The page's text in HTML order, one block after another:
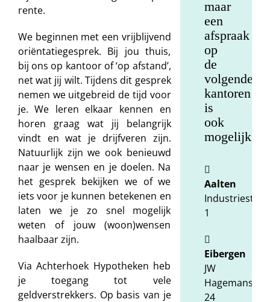
rente.
We beginnen met een vrijblijvend
oriëntatiegesprek. Bij jou thuis,
bij ons op kantoor of ‘op afstand’,
net wat jij wilt. Tijdens dit gesprek
nemen we uitgebreid de tijd voor
je. We leren elkaar kennen en
horen graag wat jij belangrijk
vindt en wat je drijfveren zijn.
Natuurlijk zijn we ook benieuwd
naar je wensen en je doelen. Na
het gesprek bekijken we of we
iets voor je kunnen betekenen en
laten we je zo snel mogelijk
weten of jouw (woon)wensen
haalbaar zijn.
Via Achterhoek Hypotheken heb
je toegang tot vele
geldverstrekkers. Op basis van je
maar
een
afspraak
op
de
volgende
kantoren
is
ook
mogelijk.
Aalten
1
Eibergen
JW
24